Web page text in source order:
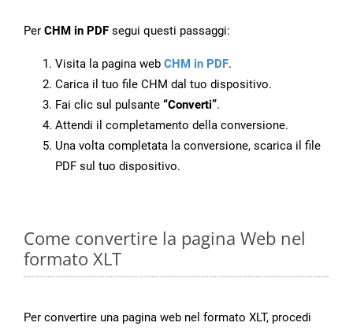
Per CHM in PDF segui questi passaggi:
Visita la pagina web CHM in PDF.
Carica il tuo file CHM dal tuo dispositivo.
Fai clic sul pulsante “Converti”.
Attendi il completamento della conversione.
Una volta completata la conversione, scarica il file
PDF sul tuo dispositivo.
Come convertire la pagina Web nel
formato XLT
Per convertire una pagina web nel formato XLT, procedi